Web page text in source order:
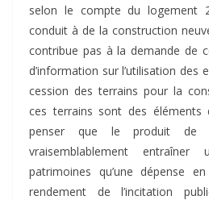
selon le compte du logement
conduit à de la construction
contribue pas à la demande de
d’information sur l’utilisation des
cession des terrains pour la
ces terrains sont des
penser que le produit de
vraisemblablement
patrimoines qu’une dépense
rendement de l’incitation